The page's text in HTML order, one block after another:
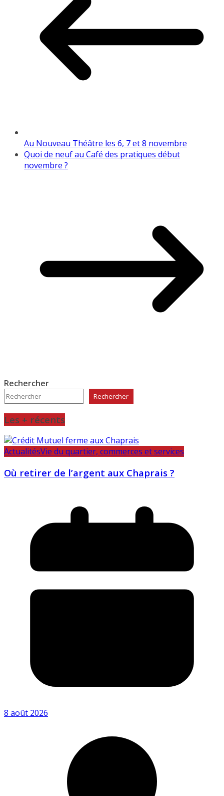
Au Nouveau Théâtre les 6, 7 et 8 novembre
Quoi de neuf au Café des pratiques début
novembre ?
Rechercher
Rechercher
Les + récents
ActualitésVie du quartier, commerces et services
Où retirer de l’argent aux Chaprais ?
8 août 2026